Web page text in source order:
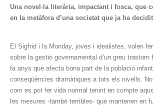
Una novel·la literària, impactant i fosca, que
en la metàfora d’una societat que ja ha
El Sigfrid i la Monday, joves i idealistes, volen
sobre la gestió governamental d’un greu
fa anys que afecta bona part de la població
conseqüències dramàtiques a tots els nivells.
com es pot fer vida normal tenint en compte
les mesures -també terribles- que mantenen en